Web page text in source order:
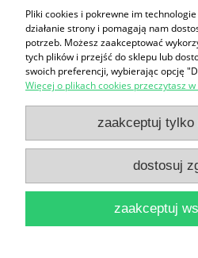
Panel
Szkółka Drzew i
Pliki cookies i pokrewne im
działanie strony i pomagają nam
potrzeb. Możesz zaakceptować
tych plików i przejść do sklepu lub
swoich preferencji, wybierając opcję
Więcej o plikach cookies przeczytasz
zaakceptuj tylko
dostosuj
zaakceptuj